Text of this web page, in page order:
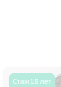
Стаж18 лет